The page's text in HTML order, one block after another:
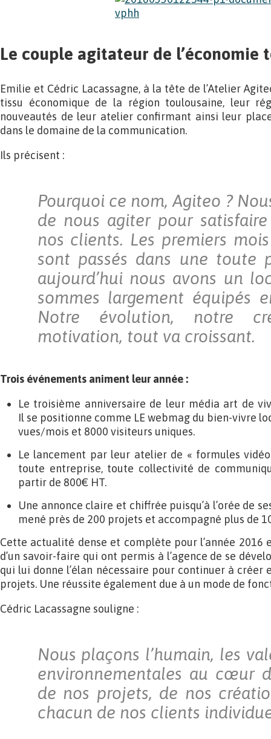
Le couple agitateur de l’économie
Emilie et Cédric Lacassagne, à la tête de l’Atelier
tissu économique de la région toulousaine, leur
nouveautés de leur atelier confirmant ainsi leur
dans le domaine de la communication.
Ils précisent :
Pourquoi ce nom, Agiteo ?
de nous agiter pour
nos clients. Les premiers
sont passés dans une toute
aujourd’hui nous avons un
sommes largement équipés
Notre évolution, notre
motivation, tout va croissant.
Trois événements animent leur année :
Le troisième anniversaire de leur média art de
Il se positionne comme LE webmag du bien-vivre
vues/mois et 8000 visiteurs uniques.
Le lancement par leur atelier de « formules
toute entreprise, toute collectivité de
partir de 800€ HT.
Une annonce claire et chiffrée puisqu’à l’orée de
mené près de 200 projets et accompagné plus de
Cette actualité dense et complète pour l’année 2016
d’un savoir-faire qui ont permis à l’agence de se
qui lui donne l’élan nécessaire pour continuer à créer
projets. Une réussite également due à un mode de
Cédric Lacassagne souligne :
Nous plaçons l’humain, les
environnementales au cœur
de nos projets, de nos
chacun de nos clients